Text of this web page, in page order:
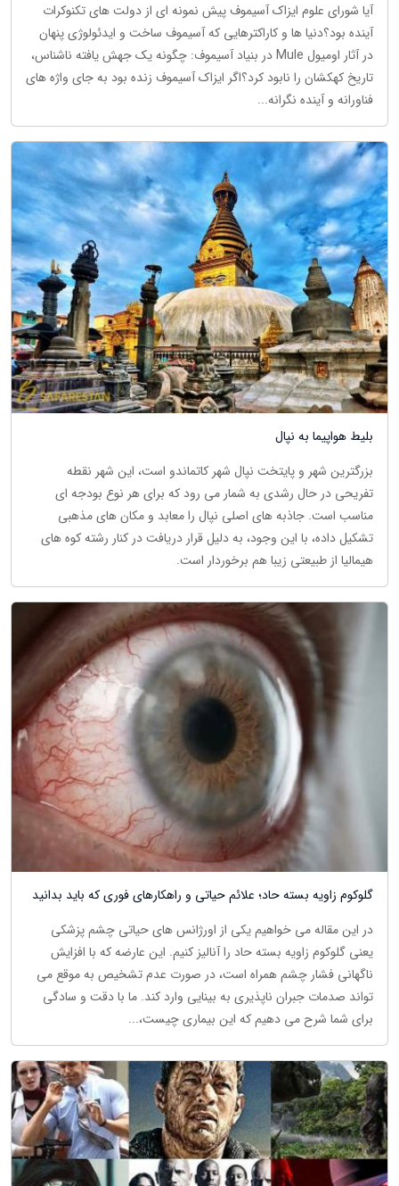
آیا شورای علوم ایزاک آسیموف پیش نمونه ای از دولت های تکنوکرات
آینده بود؟دنیا ها و کاراکترهایی که آسیموف ساخت و ایدئولوژی پنهان
در آثار اومیول Mule در بنیاد آسیموف: چگونه یک جهش یافته ناشناس،
تاریخ کهکشان را نابود کرد؟اگر ایزاک آسیموف زنده بود به جای واژه های
فناورانه و آینده نگرانه...
بلیط هواپیما به نپال
بزرگترین شهر و پایتخت نپال شهر کاتماندو است، این شهر نقطه
تفریحی در حال رشدی به شمار می رود که برای هر نوع بودجه ای
مناسب است. جاذبه های اصلی نپال را معابد و مکان های مذهبی
تشکیل داده، با این وجود، به دلیل قرار دریافت در کنار رشته کوه های
هیمالیا از طبیعتی زیبا هم برخوردار است.
گلوکوم زاویه بسته حاد؛ علائم حیاتی و راهکارهای فوری که باید بدانید
در این مقاله می خواهیم یکی از اورژانس های حیاتی چشم پزشکی
یعنی گلوکوم زاویه بسته حاد را آنالیز کنیم. این عارضه که با افزایش
ناگهانی فشار چشم همراه است، در صورت عدم تشخیص به موقع می
تواند صدمات جبران ناپذیری به بینایی وارد کند. ما با دقت و سادگی
برای شما شرح می دهیم که این بیماری چیست،...